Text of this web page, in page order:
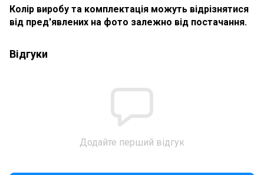
Колір виробу та комплектація можуть відрізнятися
від пред'явлених на фото залежно від постачання.
Відгуки
Додайте перший відгук